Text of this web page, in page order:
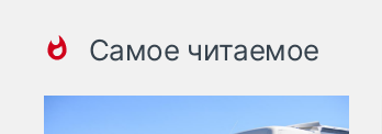
Самое читаемое